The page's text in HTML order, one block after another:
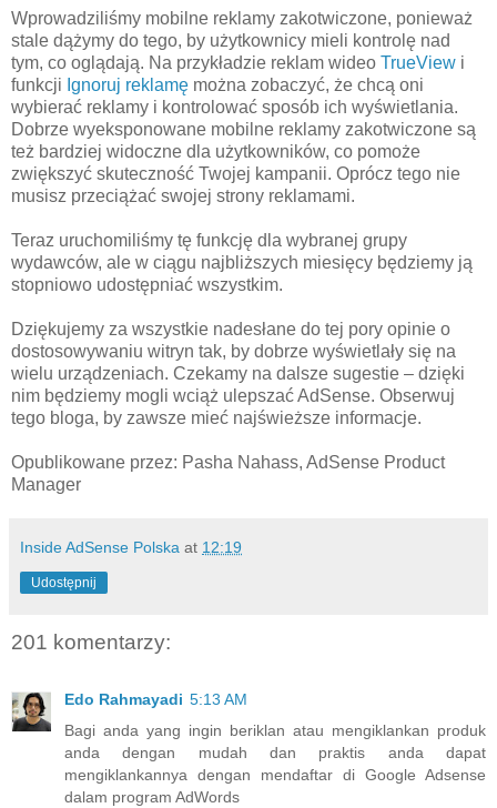
Wprowadziliśmy mobilne reklamy zakotwiczone, ponieważ
stale dążymy do tego, by użytkownicy mieli kontrolę nad
tym, co oglądają. Na przykładzie reklam wideo TrueView i
funkcji Ignoruj reklamę można zobaczyć, że chcą oni
wybierać reklamy i kontrolować sposób ich wyświetlania.
Dobrze wyeksponowane mobilne reklamy zakotwiczone są
też bardziej widoczne dla użytkowników, co pomoże
zwiększyć skuteczność Twojej kampanii. Oprócz tego nie
musisz przeciążać swojej strony reklamami.
Teraz uruchomiliśmy tę funkcję dla wybranej grupy
wydawców, ale w ciągu najbliższych miesięcy będziemy ją
stopniowo udostępniać wszystkim.
Dziękujemy za wszystkie nadesłane do tej pory opinie o
dostosowywaniu witryn tak, by dobrze wyświetlały się na
wielu urządzeniach. Czekamy na dalsze sugestie – dzięki
nim będziemy mogli wciąż ulepszać AdSense. Obserwuj
tego bloga, by zawsze mieć najświeższe informacje.
Opublikowane przez: Pasha Nahass, AdSense Product
Manager
Inside AdSense Polska at 12:19
Udostępnij
201 komentarzy:
Edo Rahmayadi 5:13 AM
Bagi anda yang ingin beriklan atau mengiklankan produk
anda dengan mudah dan praktis anda dapat
mengiklankannya dengan mendaftar di Google Adsense
dalam program AdWords